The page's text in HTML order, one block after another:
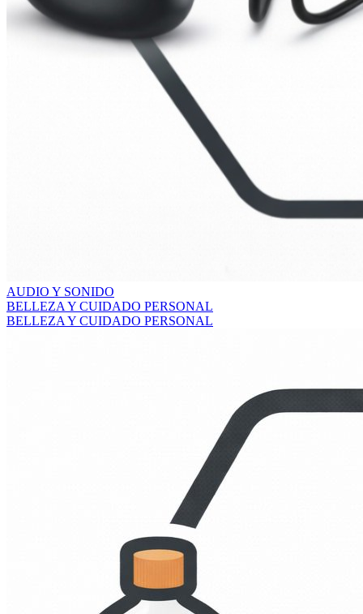
AUDIO Y SONIDO
BELLEZA Y CUIDADO PERSONAL
BELLEZA Y CUIDADO PERSONAL